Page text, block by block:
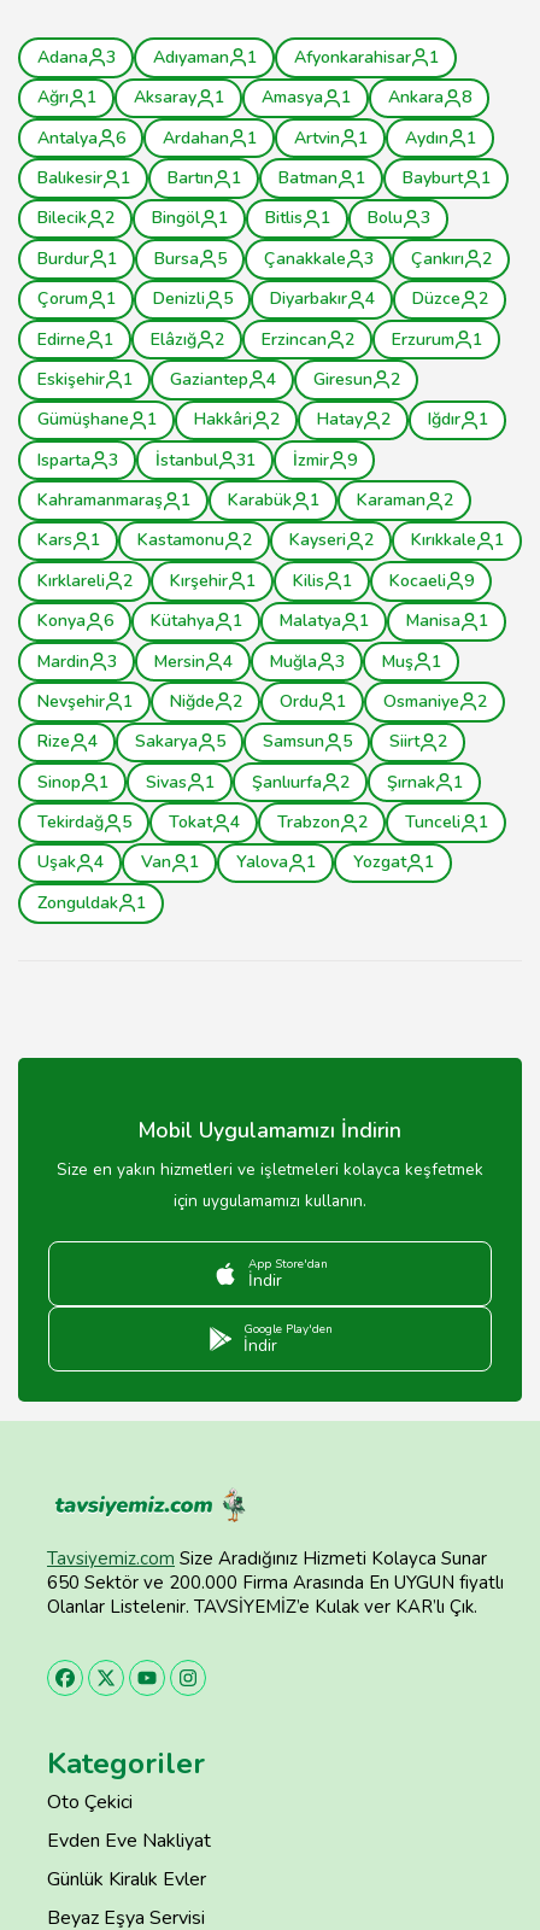
Adana 3 Adıyaman 1 Afyonkarahisar
1
Ağrı
1 Aksaray 1 Amasya 1 Ankara
8
Antalya
6 Ardahan 1 Artvin 1 Aydın
1
Balıkesir
1 Bartın 1 Batman 1 Bayburt
1
Bilecik
2 Bingöl 1 Bitlis 1 Bolu
3
Burdur
1 Bursa 5 Çanakkale 3 Çankırı
2
Çorum
1 Denizli 5 Diyarbakır 4 Düzce
2
Edirne
1 Elâzığ 2 Erzincan 2 Erzurum
1
Eskişehir
1 Gaziantep 4 Giresun
2
Gümüşhane
1 Hakkâri 2 Hatay 2 Iğdır
1
Isparta
3 İstanbul 31 İzmir
9
Kahramanmaraş
1 Karabük 1 Karaman
2
Kars
1 Kastamonu 2 Kayseri 2 Kırıkkale
1
Kırklareli
2 Kırşehir 1 Kilis 1 Kocaeli
9
Konya
6 Kütahya 1 Malatya 1 Manisa
1
Mardin
3 Mersin 4 Muğla 3 Muş
1
Nevşehir
1 Niğde 2 Ordu 1 Osmaniye
2
Rize
4 Sakarya 5 Samsun 5 Siirt
2
Sinop
1 Sivas 1 Şanlıurfa 2 Şırnak
1
Tekirdağ
5 Tokat 4 Trabzon 2 Tunceli
1
Uşak
4 Van 1 Yalova 1 Yozgat
1
Zonguldak
1
Mobil Uygulamamızı İndirin
Size en yakın hizmetleri ve işletmeleri kolayca keşfetmek
için uygulamamızı kullanın.
App Store'dan
İndir
Google Play'den
İndir
Tavsiyemiz.com Size Aradığınız Hizmeti Kolayca Sunar
650 Sektör ve 200.000 Firma Arasında En UYGUN fiyatlı
Olanlar Listelenir. TAVSİYEMİZ’e Kulak ver KAR’lı Çık.
Kategoriler
Oto Çekici
Evden Eve Nakliyat
Günlük Kiralık Evler
Beyaz Eşya Servisi